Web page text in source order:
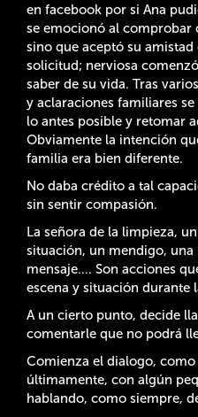
en facebook por si Ana
se emocionó al
sino que aceptó su
solicitud; nerviosa
saber de su vida. Tras
y aclaraciones familiares
lo antes posible y retomar
Obviamente la intención
familia era bien diferente.
No daba crédito a tal
sin sentir compasión.
La señora de la limpieza,
situación, un mendigo,
mensaje…. Son acciones
escena y situación durante
A un cierto punto, decide
comentarle que no podrá
Comienza el dialogo,
últimamente, con algún
hablando, como siempre,